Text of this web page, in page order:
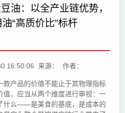
油：以全产业链优势，
“高质价比”标杆
16:50:06 来源： 作者：
款产品的价值不能止于其物理指标
值，应当从两个维度进行审视：一
什么——是美食的基底，是成本的